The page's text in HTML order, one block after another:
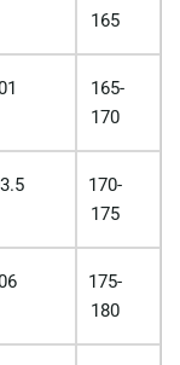
165
165-
170
170-
175
175-
180